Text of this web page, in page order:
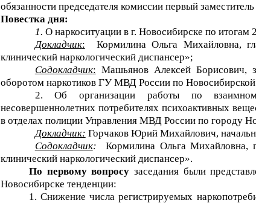
обязанности председателя комиссии первый
Повестка дня:
1. О наркоситуации в г. Новосибирске по итогам
Докладчик:
Кормилина Ольга Михайловна,
клинический наркологический диспансер»;
Содокладчик: Машьянов Алексей Борисович,
оборотом наркотиков ГУ МВД России по Новосибирской
2. Об организации работы по
несовершеннолетних потребителях психоактивных
в отделах полиции Управления МВД России по городу
Докладчик: Горчаков Юрий Михайлович,
Содокладчик:
Кормилина Ольга Михайловна,
клинический наркологический диспансер».
По первому вопросу заседания были
Новосибирске тенденции:
1. Снижение числа регистрируемых